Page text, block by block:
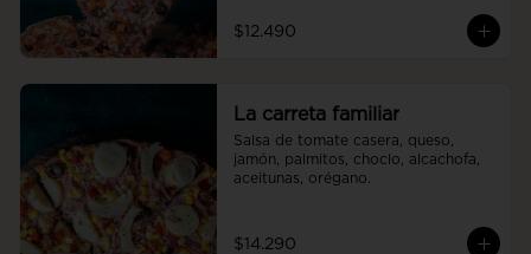
$12.490
La carreta familiar
Salsa de tomate casera, queso,
jamón, palmitos, choclo, alcachofa,
aceitunas, orégano.
$14.290